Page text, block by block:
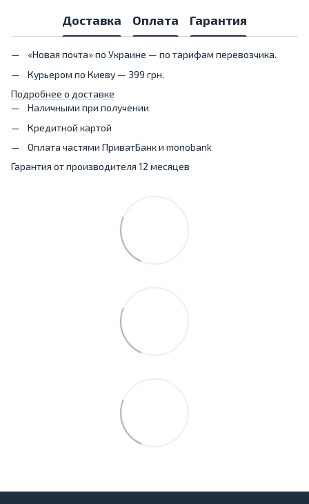
Доставка Оплата Гарантия
«Новая почта» по Украине — по тарифам перевозчика.
Курьером по Киеву — 399 грн.
Подробнее о доставке
Наличными при получении
Кредитной картой
Оплата частями ПриватБанк и monobank
Гарантия от производителя 12 месяцев